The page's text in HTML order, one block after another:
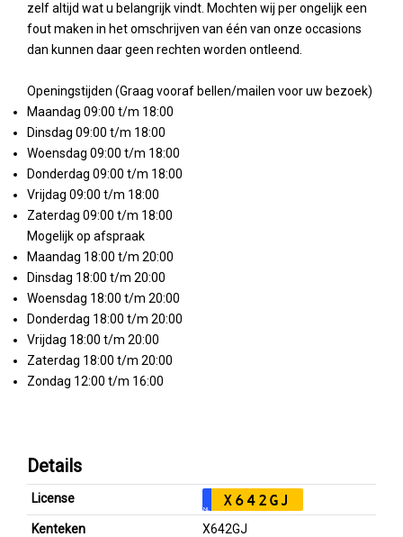
zelf altijd wat u belangrijk vindt. Mochten wij per ongelijk een
fout maken in het omschrijven van één van onze occasions
dan kunnen daar geen rechten worden ontleend.
Openingstijden (Graag vooraf bellen/mailen voor uw bezoek)
Maandag 09:00 t/m 18:00
Dinsdag 09:00 t/m 18:00
Woensdag 09:00 t/m 18:00
Donderdag 09:00 t/m 18:00
Vrijdag 09:00 t/m 18:00
Zaterdag 09:00 t/m 18:00
Mogelijk op afspraak
Maandag 18:00 t/m 20:00
Dinsdag 18:00 t/m 20:00
Woensdag 18:00 t/m 20:00
Donderdag 18:00 t/m 20:00
Vrijdag 18:00 t/m 20:00
Zaterdag 18:00 t/m 20:00
Zondag 12:00 t/m 16:00
Details
License
NL X642GJ
Kenteken
X642GJ